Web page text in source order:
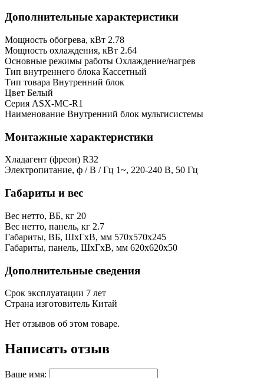
Дополнительные характеристики
Мощность обогрева, кВт 2.78
Мощность охлаждения, кВт 2.64
Основные режимы работы Охлаждение/нагрев
Тип внутреннего блока Кассетный
Тип товара Внутренний блок
Цвет Белый
Серия ASX-MC-R1
Наименование Внутренний блок мультисистемы
Монтажные характеристики
Хладагент (фреон) R32
Электропитание, ф / В / Гц 1~, 220-240 В, 50 Гц
Габариты и вес
Вес нетто, ВБ, кг 20
Вес нетто, панель, кг 2.7
Габариты, ВБ, ШхГхВ, мм 570x570x245
Габариты, панель, ШхГхВ, мм 620х620х50
Дополнительные сведения
Срок эксплуатации 7 лет
Страна изготовитель Китай
Нет отзывов об этом товаре.
Написать отзыв
Ваше имя: